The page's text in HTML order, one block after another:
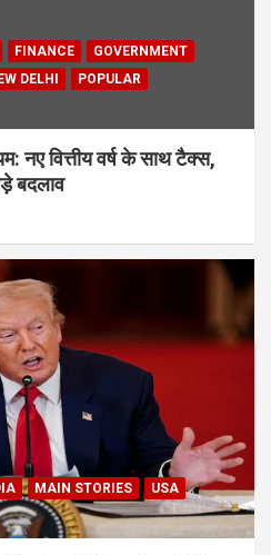
FINANCE
GOVERNMENT
DELHI
POPULAR
नए वित्तीय वर्ष के साथ टैक्स,
बदलाव
MAIN STORIES
USA